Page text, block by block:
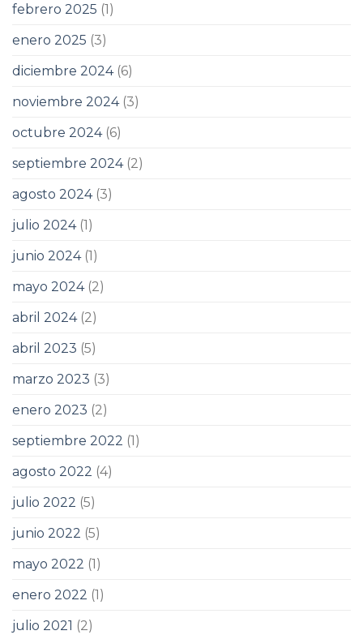
febrero 2025 (1)
enero 2025 (3)
diciembre 2024(6)
noviembre 2024(3)
octubre 2024(6)
septiembre 2024(2)
agosto 2024(3)
julio 2024(1)
junio 2024(1)
mayo 2024(2)
abril 2024(2)
abril 2023 (5)
marzo 2023 (3)
enero 2023 (2)
septiembre 2022 (1)
agosto 2022 (4)
julio 2022 (5)
junio 2022 (5)
mayo 2022 (1)
enero 2022 (1)
julio 2021 (2)